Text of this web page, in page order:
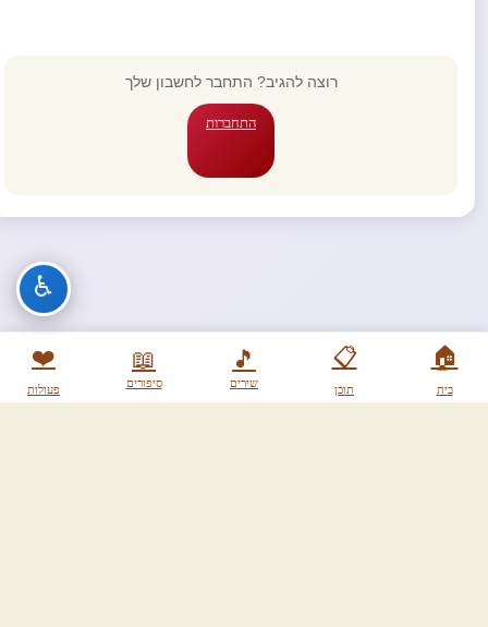
🏠
בית
📋
תוכן
🎵
שירים
📖
סיפורים
❤️
פעולות
רוצה להגיב? התחבר לחשבון שלך
התחברות
♿